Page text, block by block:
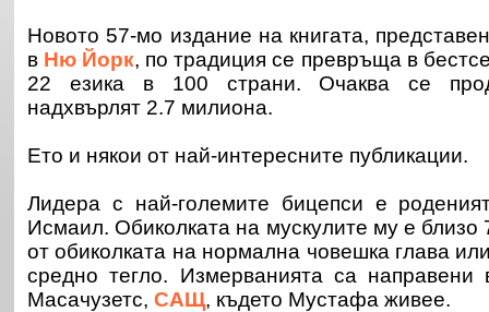
Новото 57-мо издание на книгата,
в Ню Йорк, по традиция се превръща в
22 езика в 100 страни. Очаква се
надхвърлят 2.7 милиона.
Ето и някои от най-интересните публикации.
Лидера с най-големите бицепси е
Исмаил. Обиколката на мускулите му е близо
от обиколката на нормална човешка глава
средно тегло. Измерванията са
Масачузетс, САЩ, където Мустафа живее.